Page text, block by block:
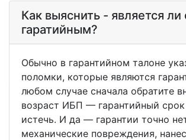
Как выяснить - является ли
гаратийным?
Обычно в гарантийном талоне
поломки, которые являются
любом случае сначала обратите
возраст ИБП — гарантийный
истечь. И да — гарантии точно
механические повреждения,